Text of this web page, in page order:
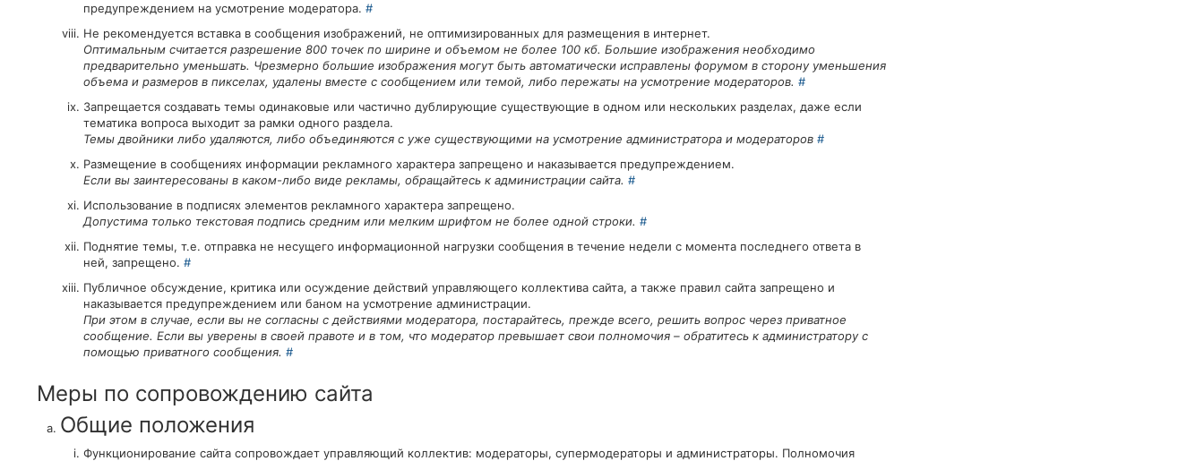
предупреждением на усмотрение модератора. #
Не рекомендуется вставка в сообщения изображений, не оптимизированных для размещения в интернет.
Оптимальным считается разрешение 800 точек по ширине и объемом не более 100 кб. Большие изображения необходимо
предварительно уменьшать. Чрезмерно большие изображения могут быть автоматически исправлены форумом в сторону уменьшения
объема и размеров в пикселах, удалены вместе с сообщением или темой, либо пережаты на усмотрение модераторов. #
Запрещается создавать темы одинаковые или частично дублирующие существующие в одном или нескольких разделах, даже если
тематика вопроса выходит за рамки одного раздела.
Темы двойники либо удаляются, либо объединяются с уже существующими на усмотрение администратора и модераторов #
Размещение в сообщениях информации рекламного характера запрещено и наказывается предупреждением.
Если вы заинтересованы в каком-либо виде рекламы, обращайтесь к администрации сайта. #
Использование в подписях элементов рекламного характера запрещено.
Допустима только текстовая подпись средним или мелким шрифтом не более одной строки. #
Поднятие темы, т.е. отправка не несущего информационной нагрузки сообщения в течение недели с момента последнего ответа в
ней, запрещено. #
Публичное обсуждение, критика или осуждение действий управляющего коллектива сайта, а также правил сайта запрещено и
наказывается предупреждением или баном на усмотрение администрации.
При этом в случае, если вы не согласны с действиями модератора, постарайтесь, прежде всего, решить вопрос через приватное
сообщение. Если вы уверены в своей правоте и в том, что модератор превышает свои полномочия – обратитесь к администратору с
помощью приватного сообщения. #
Меры по сопровождению сайта
Общие положения
Функционирование сайта сопровождает управляющий коллектив: модераторы, супермодераторы и администраторы. Полномочия